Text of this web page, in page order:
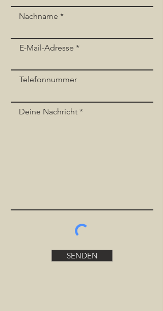
Nachname
E-Mail-Adresse
Telefonnummer
Deine Nachricht
SENDEN